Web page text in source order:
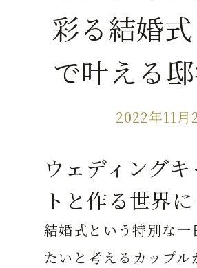
彩る結婚
で叶える
2022年11月
ウェディング
トと作る世界
結婚式という特別な
たいと考えるカップ